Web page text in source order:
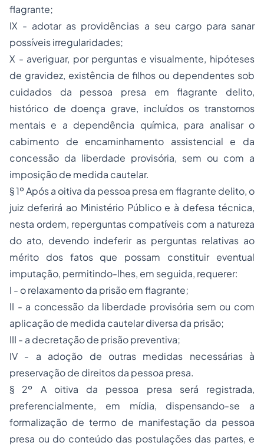
flagrante;
IX - adotar as providências a seu cargo para sanar
possíveis irregularidades;
X - averiguar, por perguntas e visualmente, hipóteses
de gravidez, existência de filhos ou dependentes sob
cuidados da pessoa presa em flagrante delito,
histórico de doença grave, incluídos os transtornos
mentais e a dependência química, para analisar o
cabimento de encaminhamento assistencial e da
concessão da liberdade provisória, sem ou com a
imposição de medida cautelar.
§ 1º Após a oitiva da pessoa presa em flagrante delito, o
juiz deferirá ao Ministério Público e à defesa técnica,
nesta ordem, reperguntas compatíveis com a natureza
do ato, devendo indeferir as perguntas relativas ao
mérito dos fatos que possam constituir eventual
imputação, permitindo-lhes, em seguida, requerer:
I - o relaxamento da prisão em flagrante;
II - a concessão da liberdade provisória sem ou com
aplicação de medida cautelar diversa da prisão;
III - a decretação de prisão preventiva;
IV - a adoção de outras medidas necessárias à
preservação de direitos da pessoa presa.
§ 2º A oitiva da pessoa presa será registrada,
preferencialmente, em mídia, dispensando-se a
formalização de termo de manifestação da pessoa
presa ou do conteúdo das postulações das partes, e